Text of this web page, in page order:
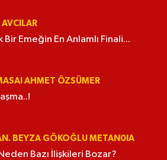
Bir Emeğin En Anlamlı Finali...
AHMET ÖZSÜMER
BEYZA GÖKOĞLU METAN0IA
Bazı İlişkileri Bozar?